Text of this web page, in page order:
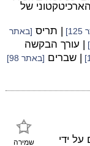
של
| תריס [באתר
| עורך הבקשה
| שברים [באתר 98]
שמירה
ידי